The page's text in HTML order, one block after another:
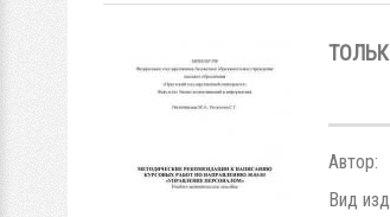
Автор:
Вид